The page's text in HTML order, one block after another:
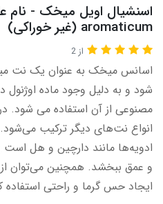
aromaticum (غیر خوراکی)
از 2
اسانس میخک به عنوان یک نت
شود و به دلیل وجود ماده اوژنول
مصنوعی از آن استفاده می شود.
انواع نت‌های دیگر ترکیب
ادویه‌ها مانند دارچین و هل
و عمق ببخشد. همچنین می‌توان
ایجاد حس گرما و راحتی استفاده